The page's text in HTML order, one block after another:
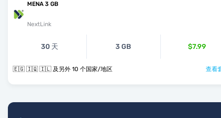
MENA 3 GB
NextLink
30 天 3 GB $7.99
🇪🇬 🇮🇶 🇮🇱 及另外 10 个国家/地区 查看